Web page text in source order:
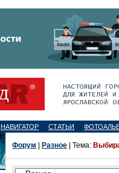
НАВИГАТОР СТАТЬИ
Форум Разное | Тема: